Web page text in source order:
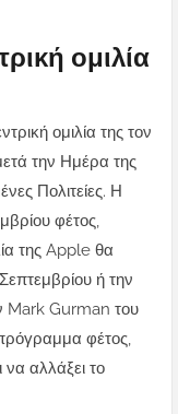
ομιλία
ομιλία της τον
την Ημέρα της
Πολιτείες. Η
φέτος,
της Apple θα
ή την
Mark Gurman του
φέτος,
αλλάξει το